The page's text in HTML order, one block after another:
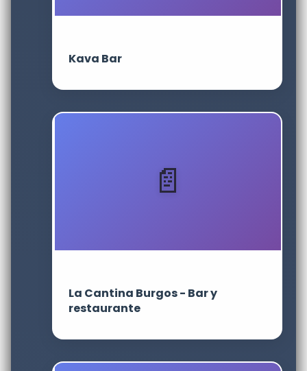
Kava Bar
La Cantina Burgos - Bar y
restaurante